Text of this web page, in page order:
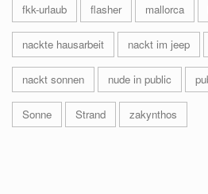
fkk-urlaub flasher mallorca
nackte hausarbeit nackt im jeep
nackt sonnen nude in public
Sonne Strand zakynthos